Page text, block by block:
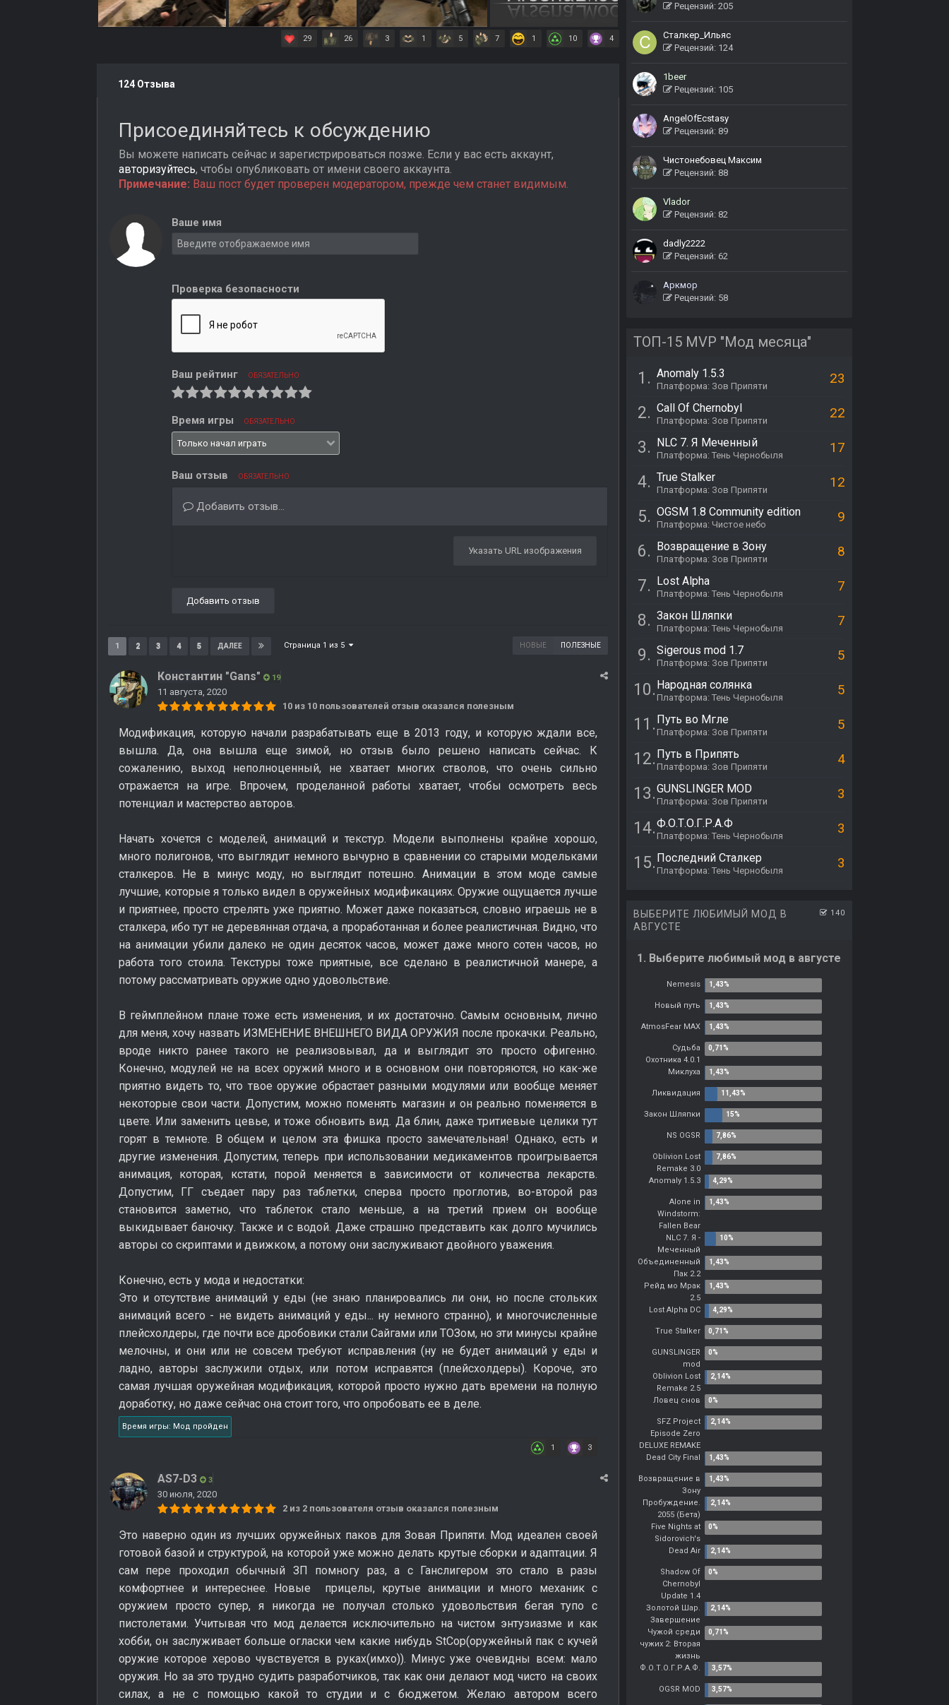
29 26 3 1 5 7 1 10 4
124 Отзыва
Присоединяйтесь к обсуждению
Вы можете написать сейчас и зарегистрироваться позже. Если у вас есть аккаунт,
авторизуйтесь, чтобы опубликовать от имени своего аккаунта.
Примечание: Ваш пост будет проверен модератором, прежде чем станет видимым.
Ваше имя
Проверка безопасности
Ваш рейтинг ОБЯЗАТЕЛЬНО
Время игры ОБЯЗАТЕЛЬНО
Ваш отзыв ОБЯЗАТЕЛЬНО
Добавить отзыв...
Указать URL изображения
Добавить отзыв
1 2 3 4 5 ДАЛЕЕ Страница 1 из 5 ПОЛЕЗНЫЕ
НОВЫЕ
Константин "Gans" 19
11 августа, 2020
10 из 10 пользователей отзыв оказался полезным
Модификация, которую начали разрабатывать еще в 2013 году, и которую ждали все,
вышла. Да, она вышла еще зимой, но отзыв было решено написать сейчас. К
сожалению, выход неполноценный, не хватает многих стволов, что очень сильно
отражается на игре. Впрочем, проделанной работы хватает, чтобы осмотреть весь
потенциал и мастерство авторов.
Начать хочется с моделей, анимаций и текстур. Модели выполнены крайне хорошо,
много полигонов, что выглядит немного вычурно в сравнении со старыми модельками
сталкеров. Не в минус моду, но выглядит потешно. Анимации в этом моде самые
лучшие, которые я только видел в оружейных модификациях. Оружие ощущается лучше
и приятнее, просто стрелять уже приятно. Может даже показаться, словно играешь не в
сталкера, ибо тут не деревянная отдача, а проработанная и более реалистичная. Видно, что
на анимации убили далеко не один десяток часов, может даже много сотен часов, но
работа того стоила. Текстуры тоже приятные, все сделано в реалистичной манере, а
потому рассматривать оружие одно удовольствие.
В геймплейном плане тоже есть изменения, и их достаточно. Самым основным, лично
для меня, хочу назвать ИЗМЕНЕНИЕ ВНЕШНЕГО ВИДА ОРУЖИЯ после прокачки. Реально,
вроде никто ранее такого не реализовывал, да и выглядит это просто офигенно.
Конечно, модулей не на всех оружий много и в основном они повторяются, но как-же
приятно видеть то, что твое оружие обрастает разными модулями или вообще меняет
некоторые свои части. Допустим, можно поменять магазин и он реально поменяется в
цвете. Или заменить цевье, и тоже обновить вид. Да блин, даже тритиевые целики тут
горят в темноте. В общем и целом эта фишка просто замечательная! Однако, есть и
другие изменения. Допустим, теперь при использовании медикаментов проигрывается
анимация, которая, кстати, порой меняется в зависимости от количества лекарств.
Допустим, ГГ съедает пару раз таблетки, сперва просто проглотив, во-второй раз
становится заметно, что таблеток стало меньше, а на третий прием он вообще
выкидывает баночку. Также и с водой. Даже страшно представить как долго мучились
авторы со скриптами и движком, а потому они заслуживают двойного уважения.
Конечно, есть у мода и недостатки:
Это и отсутствие анимаций у еды (не знаю планировались ли они, но после стольких
анимаций всего - не видеть анимаций у еды... ну немного странно), и многочисленные
плейсхолдеры, где почти все дробовики стали Сайгами или ТОЗом, но эти минусы крайне
мелочны, и они или не совсем требуют исправления (ну не будет анимаций у еды и
ладно, авторы заслужили отдых, или потом исправятся (плейсхолдеры). Короче, это
самая лучшая оружейная модификация, которой просто нужно дать времени на полную
доработку, но даже сейчас она стоит того, что опробовать ее в деле.
Время игры: Мод пройден
1 3
AS7-D3 3
30 июля, 2020
2 из 2 пользователя отзыв оказался полезным
Это наверно один из лучших оружейных паков для Зовая Припяти. Мод идеален своей
готовой базой и структурой, на которой уже можно делать крутые сборки и адаптации. Я
сам пере проходил обычный ЗП помногу раз, а с Ганслигером это стало в разы
комфортнее и интереснее. Новые прицелы, крутые анимации и много механик с
оружием просто супер, я никогда не получал столько удовольствия бегая тупо с
пистолетами. Учитывая что мод делается исключительно на чистом энтузиазме и как
хобби, он заслуживает больше огласки чем какие нибудь StCop(оружейный пак с кучей
оружие которое херово чувствуется в руках(имхо)). Минус уже очевидны всем: мало
оружия. Но за это трудно судить разработчиков, так как они делают мод чисто на своих
силах, а не с помощью какой то студии и с бюджетом. Желаю автором всего
Рецензий: 205
Сталкер_Ильяс
Рецензий: 124
1beer
Рецензий: 105
AngelOfEcstasy
Рецензий: 89
Чистонебовец Максим
Рецензий: 88
Vlador
Рецензий: 82
dadly2222
Рецензий: 62
Аркмор
Рецензий: 58
ТОП-15 MVP "Мод месяца"
1. Anomaly 1.5.3
Платформа: Зов Припяти 23
2. Call Of Chernobyl
Платформа: Зов Припяти 22
3. NLC 7. Я Меченный
Платформа: Тень Чернобыля 17
4. True Stalker
Платформа: Зов Припяти 12
5. OGSM 1.8 Community edition
Платформа: Чистое небо 9
6. Возвращение в Зону
Платформа: Зов Припяти 8
7. Lost Alpha
Платформа: Тень Чернобыля 7
8. Закон Шляпки
Платформа: Тень Чернобыля 7
9. Sigerous mod 1.7
Платформа: Зов Припяти 5
10. Народная солянка
Платформа: Тень Чернобыля 5
11. Путь во Мгле
Платформа: Зов Припяти 5
12. Путь в Припять
Платформа: Зов Припяти 4
13.GUNSLINGER MOD
Платформа: Зов Припяти 3
14.Ф.О.Т.О.Г.Р.А.Ф
Платформа: Тень Чернобыля 3
15. Последний Сталкер
Платформа: Тень Чернобыля 3
140
ВЫБЕРИТЕ ЛЮБИМЫЙ МОД В
АВГУСТЕ
1. Выберите любимый мод в августе
Nemesis
Новый путь
AtmosFear MAX
Судьба
Охотника 4.0.1
Миклуха
Ликвидация
Закон Шляпки
NS OGSR
Oblivion Lost
Remake 3.0
Anomaly 1.5.3
Alone in
Windstorm:
Fallen Bear
NLC 7. Я -
Меченный
Объединенный
Пак 2.2
Рейд мо Мрак
2.5
Lost Alpha DC
True Stalker
GUNSLINGER
mod
Oblivion Lost
Remake 2.5
Ловец снов
SFZ Project
Episode Zero
DELUXE REMAKE
Dead City Final
Возвращение в
Зону
Пробуждение.
2055 (Бета)
Five Nights at
Sidorovich's
Dead Air
Shadow Of
Chernobyl
Update 1.4
Золотой Шар.
Завершение
Чужой среди
чужих 2: Вторая
жизнь
Ф.О.Т.О.Г.Р.А.Ф.
OGSR MOD